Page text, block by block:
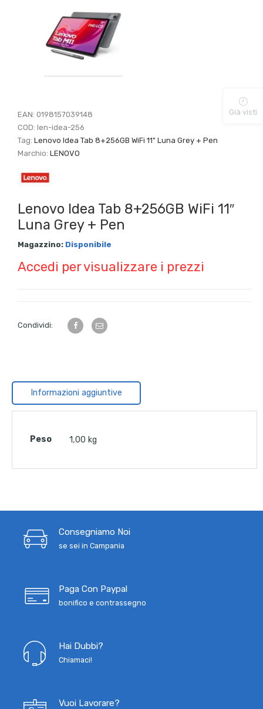
EAN:0198157039148
COD:len-idea-256
Tag:Lenovo Idea Tab 8+256GB WiFi 11" Luna Grey + Pen
Marchio:LENOVO
Lenovo Idea Tab 8+256GB WiFi 11″
Luna Grey + Pen
Magazzino: Disponibile
Accedi per visualizzare i prezzi
Condividi:
Informazioni aggiuntive
Peso 1,00 kg
Consegniamo Noi
se sei in Campania
Paga Con Paypal
bonifico e contrassegno
Hai Dubbi?
Chiamaci!
Vuoi Lavorare?
Già visti